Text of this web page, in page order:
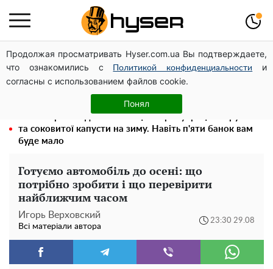
Продолжая просматривать Hyser.com.ua Вы подтверждаете,
что ознакомились с
Политикой конфиденциальности
и
согласны с использованием файлов cookie.
Понял
Чи може Поштова площа стати головною точкою
входу до історичного Києва
Олена Тополя злив відео – це далеко не все: фронтмен
"Антитіла" Тарас Тополя став наступним
та соковитої капусти на зиму. Навіть п'яти банок вам
буде мало
Готуємо автомобіль до осені: що
потрібно зробити і що перевірити
найближчим часом
Игорь Верховский
Всі матеріали автора
23:30 29.08